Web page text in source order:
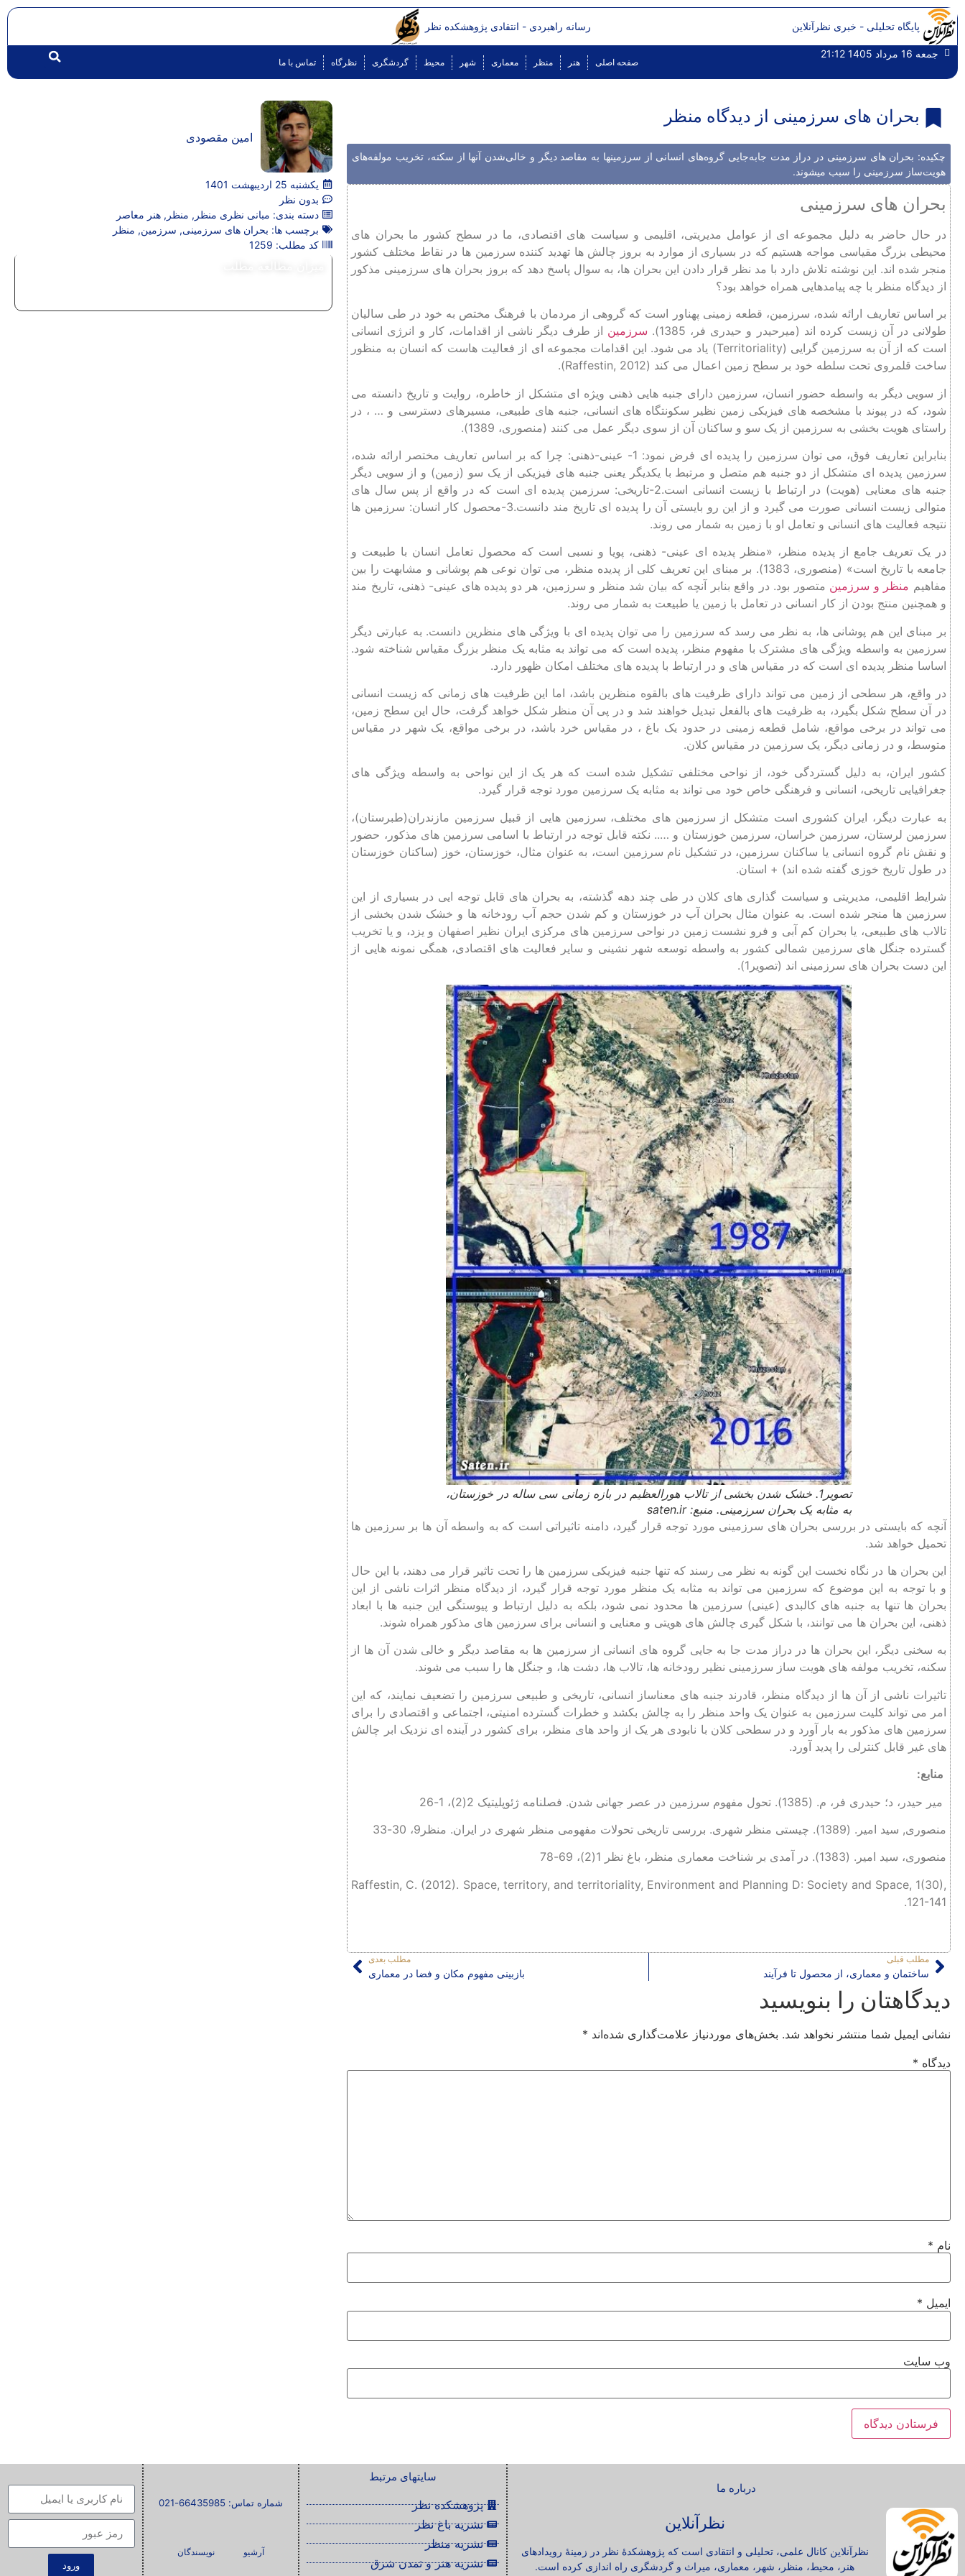
پایگاه تحلیلی - خبری نظرآنلاین رسانه راهبردی - انتقادی پژوهشکده نظر
جمعه 16 مرداد 1405 21:12
صفحه اصلی هنر منظر معماری شهر محیط گردشگری نظرگاه تماس با ما
بحران های سرزمینی از دیدگاه منظر
چکیده: بحران های سرزمینی در دراز مدت جابه‌جایی گروه‌های انسانی از سرزمینها به مقاصد دیگر و خالی‌شدن آنها از سکنه، تخریب مولفه‌های
هویت‌ساز سرزمینی را سبب میشوند.
بحران های سرزمینی
در حال حاضر به دلیل مجموعه ای از عوامل مدیریتی، اقلیمی و سیاست های اقتصادی، ما در سطح کشور ما بحران های
محیطی بزرگ مقیاسی مواجه هستیم که در بسیاری از موارد به بروز چالش ها تهدید کننده سرزمین ها در نقاط مختلف کشور
منجر شده اند. این نوشته تلاش دارد با مد نظر قرار دادن این بحران ها، به سوال پاسخ دهد که بروز بحران های سرزمینی مذکور
از دیدگاه منظر با چه پیامدهایی همراه خواهد بود؟
بر اساس تعاریف ارائه شده، سرزمین، قطعه زمینی پهناور است که گروهی از مردمان با فرهنگ مختص به خود در طی سالیان
طولانی در آن زیست کرده اند (میرحیدر و حیدری فر، 1385).
سرزمین از طرف دیگر ناشی از اقدامات، کار و انرژی انسانی
است که از آن به سرزمین گرایی (Territoriality) یاد می شود. این اقدامات مجموعه ای از فعالیت هاست که انسان به منظور
ساخت قلمروی تحت سلطه خود بر سطح زمین اعمال می کند (Raffestin, 2012).
از سویی دیگر به واسطه حضور انسان، سرزمین دارای جنبه هایی ذهنی ویژه ای متشکل از خاطره، روایت و تاریخ دانسته می
شود، که در پیوند با مشخصه های فیزیکی زمین نظیر سکونتگاه های انسانی، جنبه های طبیعی، مسیرهای دسترسی و … ، در
راستای هویت بخشی به سرزمین از یک سو و ساکنان آن از سوی دیگر عمل می کنند (منصوری، 1389).
بنابراین تعاریف فوق، می توان سرزمین را پدیده ای فرض نمود: 1- عینی-ذهنی: چرا که بر اساس تعاریف مختصر ارائه شده،
سرزمین پدیده ای متشکل از دو جنبه هم متصل و مرتبط با یکدیگر یعنی جنبه های فیزیکی از یک سو (زمین) و از سویی دیگر
جنبه های معنایی (هویت) در ارتباط با زیست انسانی است.2-تاریخی: سرزمین پدیده ای است که در واقع از پس سال های
متوالی زیست انسانی صورت می گیرد و از این رو بایستی آن را پدیده ای تاریخ مند دانست.3-محصول کار انسان: سرزمین ها
نتیجه فعالیت های انسانی و تعامل او با زمین به شمار می روند.
در یک تعریف جامع از پدیده منظر، «منظر پدیده ای عینی- ذهنی، پویا و نسبی است که محصول تعامل انسان با طبیعت و
جامعه با تاریخ است» (منصوری، 1383). بر مبنای این تعریف کلی از پدیده منظر، می توان نوعی هم پوشانی و مشابهت را بین
مفاهیم منظر و سرزمین متصور بود. در واقع بنابر آنچه که بیان شد منظر و سرزمین، هر دو پدیده های عینی- ذهنی، تاریخ مند
و همچنین منتج بودن از کار انسانی در تعامل با زمین یا طبیعت به شمار می روند.
بر مبنای این هم پوشانی ها، به نظر می رسد که سرزمین را می توان پدیده ای با ویژگی های منظرین دانست. به عبارتی دیگر
سرزمین به واسطه ویژگی های مشترک با مفهوم منظر، پدیده است که می تواند به مثابه یک منظر بزرگ مقیاس شناخته شود.
اساسا منظر پدیده ای است که در مقیاس های و در ارتباط با پدیده های مختلف امکان ظهور دارد.
در واقع، هر سطحی از زمین می تواند دارای ظرفیت های بالقوه منظرین باشد، اما این ظرفیت های زمانی که زیست انسانی
در آن سطح شکل بگیرد، به ظرفیت های بالفعل تبدیل خواهند شد و در پی آن منظر شکل خواهد گرفت، حال این سطح زمین،
می تواند در برخی مواقع، شامل قطعه زمینی در حدود یک باغ ، در مقیاس خرد باشد، در برخی مواقع، یک شهر در مقیاس
متوسط، و در زمانی دیگر، یک سرزمین در مقیاس کلان.
کشور ایران، به دلیل گستردگی خود، از نواحی مختلفی تشکیل شده است که هر یک از این نواحی به واسطه ویژگی های
جغرافیایی تاریخی، انسانی و فرهنگی خاص خود می تواند به مثابه یک سرزمین مورد توجه قرار گیرد.
به عبارت دیگر، ایران کشوری است متشکل از سرزمین های مختلف، سرزمین هایی از قبیل سرزمین مازندران(طبرستان)،
سرزمین لرستان، سرزمین خراسان، سرزمین خوزستان و ….. نکته قابل توجه در ارتباط با اسامی سرزمین های مذکور، حضور
و نقش نام گروه انسانی یا ساکنان سرزمین، در تشکیل نام سرزمین است، به عنوان مثال، خوزستان، خوز (ساکنان خوزستان
در طول تاریخ خوزی گفته شده اند) + استان.
شرایط اقلیمی، مدیریتی و سیاست گذاری های کلان در طی چند دهه گذشته، به بحران های قابل توجه ایی در بسیاری از این
سرزمین ها منجر شده است. به عنوان مثال بحران آب در خوزستان و کم شدن حجم آب رودخانه ها و خشک شدن بخشی از
تالاب های طبیعی، یا بحران کم آبی و فرو نشست زمین در نواحی سرزمین های مرکزی ایران نظیر اصفهان و یزد، و یا تخریب
گسترده جنگل های سرزمین شمالی کشور به واسطه توسعه شهر نشینی و سایر فعالیت های اقتصادی، همگی نمونه هایی از
این دست بحران های سرزمینی اند (تصویر1).
تصویر1. خشک شدن بخشی از تالاب هورالعظیم در بازه زمانی سی ساله در خوزستان،
به مثابه یک بحران سرزمینی. منبع: saten.ir
آنچه که بایستی در بررسی بحران های سرزمینی مورد توجه قرار گیرد، دامنه تاثیراتی است که به واسطه آن ها بر سرزمین ها
تحمیل خواهد شد.
این بحران ها در نگاه نخست این گونه به نظر می رسند که تنها جنبه فیزیکی سرزمین ها را تحت تاثیر قرار می دهند، با این حال
و با توجه به این موضوع که سرزمین می تواند به مثابه یک منظر مورد توجه قرار گیرد، از دیدگاه منظر اثرات ناشی از این
بحران ها تنها به جنبه های کالبدی (عینی) سرزمین ها محدود نمی شود، بلکه به دلیل ارتباط و پیوستگی این جنبه ها با ابعاد
ذهنی، این بحران ها می توانند، با شکل گیری چالش های هویتی و معنایی و انسانی برای سرزمین های مذکور همراه شوند.
به سخنی دیگر، این بحران ها در دراز مدت جا به جایی گروه های انسانی از سرزمین ها به مقاصد دیگر و خالی شدن آن ها از
سکنه، تخریب مولفه های هویت ساز سرزمینی نظیر رودخانه ها، تالاب ها، دشت ها، و جنگل ها را سبب می شوند.
تاثیرات ناشی از آن ها از دیدگاه منظر، قادرند جنبه های معناساز انسانی، تاریخی و طبیعی سرزمین را تضعیف نمایند، که این
امر می تواند کلیت سرزمین به عنوان یک واحد منظر را به چالش بکشد و خطرات گسترده امنیتی، اجتماعی و اقتصادی را برای
سرزمین های مذکور به بار آورد و در سطحی کلان با نابودی هر یک از واحد های منظر، برای کشور در آینده ای نزدیک ابر چالش
های غیر قابل کنترلی را پدید آورد.
منابع:
میر حیدر، د؛ حیدری فر، م. (1385). تحول مفهوم سرزمین در عصر جهانی شدن. فصلنامه ژئوپلیتیک 2(2)، 1-26
منصوری, سید امیر. (1389). چیستی منظر شهری. بررسی تاریخی تحولات مفهومی منظر شهری در ایران. منظر9، 30-33
منصوری، سید امیر. (1383). در آمدی بر شناخت معماری منظر، باغ نظر 1(2)، 69-78
Raffestin, C. (2012). Space, territory, and territoriality, Environment and Planning D: Society and Space, 1(30),
121-141.
مطلب قبلی
ساختمان و معماری، از محصول تا فرآیند
مطلب بعدی
بازبینی مفهوم مکان و فضا در معماری
دیدگاهتان را بنویسید
نشانی ایمیل شما منتشر نخواهد شد. بخش‌های موردنیاز علامت‌گذاری شده‌اند *
دیدگاه *
نام *
ایمیل *
وب‌ سایت
امین مقصودی
یکشنبه 25 اردیبهشت 1401
بدون نظر
دسته بندی: مبانی نظری منظر , منظر , هنر معاصر
برچسب ها: بحران های سرزمینی, سرزمین, منظر
کد مطلب: 1259
درباره ما
نظرآنلاین
نظرآنلاین کانال علمی، تحلیلی و انتقادی است که پژوهشکدۀ نظر در زمینۀ رویدادهای
هنر، محیط، منظر، شهر، معماری، میراث و گردشگری راه اندازی کرده است.
سایتهای مرتبط
پژوهشکده نظر
نشریه باغ نظر
نشریه منظر
نشریه هنر و تمدن شرق
شماره تماس: 66435985-021
آرشیو نویسندگان
ورود